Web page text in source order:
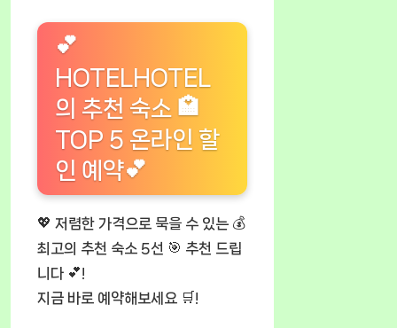
💕
HOTELHOTEL
의 추천 숙소 🏩
TOP 5 온라인 할
인 예약💕
💖 저렴한 가격으로 묵을 수 있는 💰
최고의 추천 숙소 5선 🎯 추천 드립
니다 💕!
지금 바로 예약해보세요 🛒!